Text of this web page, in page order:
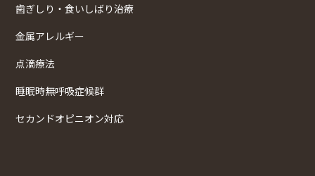
歯ぎしり・食いしばり治療
金属アレルギー
点滴療法
睡眠時無呼吸症候群
セカンドオピニオン対応